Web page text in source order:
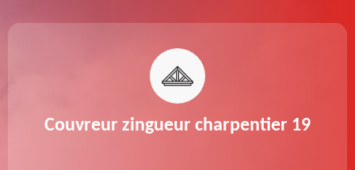
Couvreur zingueur charpentier 19